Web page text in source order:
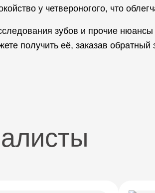
у четвероногого, что
зубов и прочие
получить её, заказав